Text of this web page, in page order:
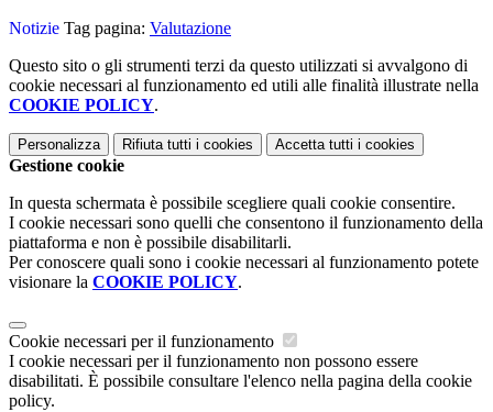
Notizie Tag pagina: Valutazione
Questo sito o gli strumenti terzi da questo utilizzati si avvalgono di
cookie necessari al funzionamento ed utili alle finalità illustrate nella
COOKIE POLICY.
Personalizza Rifiuta tutti i cookies Accetta tutti i cookies
Gestione cookie
In questa schermata è possibile scegliere quali cookie consentire.
I cookie necessari sono quelli che consentono il funzionamento della
piattaforma e non è possibile disabilitarli.
Per conoscere quali sono i cookie necessari al funzionamento potete
visionare la COOKIE POLICY.
Cookie necessari per il funzionamento
I cookie necessari per il funzionamento non possono essere
disabilitati. È possibile consultare l'elenco nella pagina della cookie
policy.